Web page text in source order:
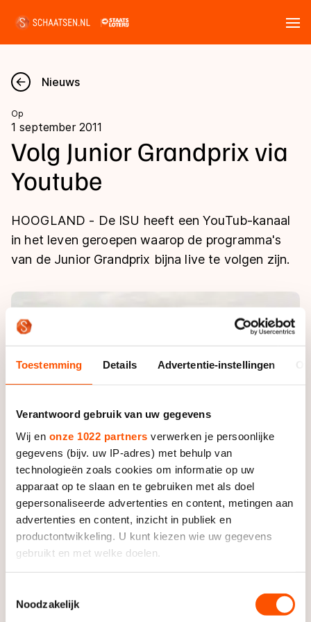
Toestemming Details Advertentie-instellingen
Verantwoord gebruik van uw gegevens
Wij en onze 1022 partners verwerken je persoonlijke
gegevens (bijv. uw IP-adres) met behulp van
technologieën zoals cookies om informatie op uw
apparaat op te slaan en te gebruiken met als doel
gepersonaliseerde advertenties en content, metingen aan
advertenties en content, inzicht in publiek en
productontwikkeling. U kunt kiezen wie uw gegevens
gebruikt en met welke doelen.
Informatie verzamelen over uw geografische locatie,
Noodzakelijk
Nieuws
Kalender
Disciplines
Langebaan
Shorttrack
Kunstschaatsen
Schoonrijden
Natuurijs
Uitslagen
Langebaan
Marathon
Inlineskaten
Tijden & historie
Ranglijsten Langebaan
Persoonlijke records & tijden
Historie & statistiek
De weg op
Inschrijven wedstrijden
Algemene Nederlandse Schaatstijd
Waar kan ik schaatsen en skaten?
Schaatsfans
Evenementen
Tickets
Livestreams
Word schaatsfan!
Winacties
Olympische Spelen
Olympische Spelen
Medaille overzicht
Medaillespiegel
Olympische uitslagen
Van Jong tot Goud verhalen
Nieuws
Op
1 september 2011
Volg Junior Grandprix via
Youtube
HOOGLAND - De ISU heeft een YouTub-kanaal
in het leven geroepen waarop de programma's
van de Junior Grandprix bijna live te volgen zijn.